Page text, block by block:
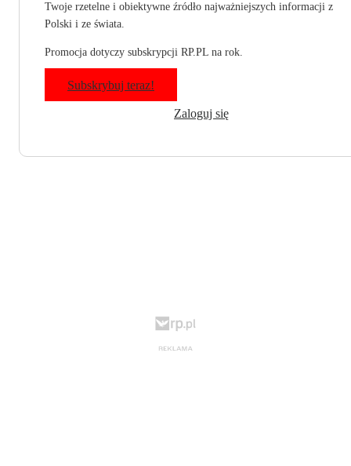
Twoje rzetelne i obiektywne źródło najważniejszych informacji z
Polski i ze świata.
Promocja dotyczy subskrypcji RP.PL na rok.
Subskrybuj teraz!
Zaloguj się